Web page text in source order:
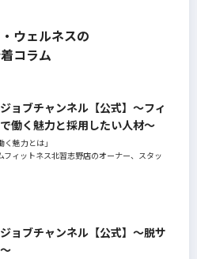
ウェルネスの
コラム
ョブチャンネル【公式】～フィ
働く魅力と採用したい人材～
く魅力とは」
フィットネス北習志野店のオーナー、スタッ
。オーナー様からはスタッフの採用基準、実
様がつくる施設やフィットネスについての魅力
た。
ョブチャンネル【公式】～脱サ